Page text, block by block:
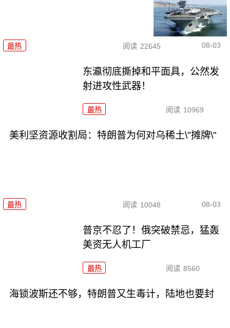
最热 阅读 22645 08-03
东瀛彻底撕掉和平面具，公然发
射进攻性武器！
最热 阅读 10969
美利坚资源收割局：特朗普为何对乌稀土\"摊牌\"
最热 阅读 10048 08-03
普京不忍了！俄突破禁忌，猛轰
美资无人机工厂
最热 阅读 8560
海锁波斯还不够，特朗普又生毒计，陆地也要封